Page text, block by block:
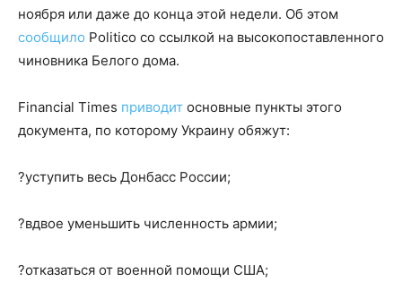
ноября или даже до конца этой недели. Об этом
сообщило Politico со ссылкой на высокопоставленного
чиновника Белого дома.
Financial Times приводит основные пункты этого
документа, по которому Украину обяжут:
?уступить весь Донбасс России;
?вдвое уменьшить численность армии;
?отказаться от военной помощи США;